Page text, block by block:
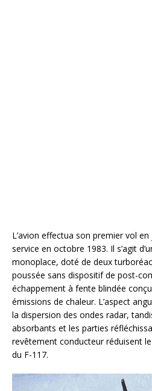
L’avion effectua son premier vol
service en octobre 1983. Il s’agit
monoplace, doté de deux
poussée sans dispositif de post-
échappement à fente blindée
émissions de chaleur. L’aspect
la dispersion des ondes radar,
absorbants et les parties
revêtement conducteur réduisent
du F-117.